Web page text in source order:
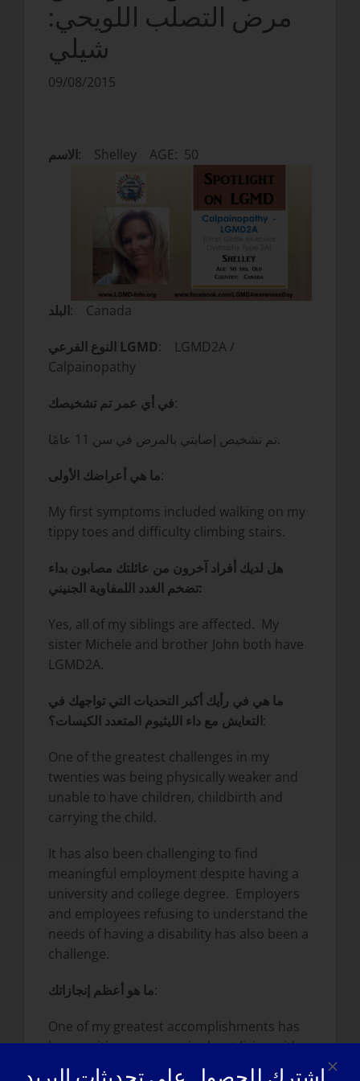
مرض التصلب اللويحي:
شيلي
09/08/2015
الاسم: Shelley AGE: 50
البلد: Canada
النوع الفرعي LGMD: LGMD2A /
Calpainopathy
في أي عمر تم تشخيصك:
تم تشخيص إصابتي بالمرض في سن 11 عامًا.
ما هي أعراضك الأولى:
My first symptoms included walking on my
tippy toes and difficulty climbing stairs.
هل لديك أفراد آخرون من عائلتك مصابون بداء
تضخم الغدد اللمفاوية الجنيني:
Yes, all of my siblings are affected. My
sister Michele and brother John both have
LGMD2A.
ما هي في رأيك أكبر التحديات التي تواجهك في
التعايش مع داء الليثيوم المتعدد الكيسات؟:
One of the greatest challenges in my
twenties was being physically weaker and
unable to have children, childbirth and
carrying the child.
It has also been challenging to find
meaningful employment despite having a
university and college degree. Employers
and employees refusing to understand the
needs of having a disability has also been a
challenge.
ما هو أعظم إنجازاتك:
One of my greatest accomplishments has
been writing my memoir about living with
LGMD and helping others overcome their